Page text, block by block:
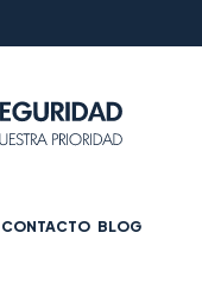
CONTACTO BLOG